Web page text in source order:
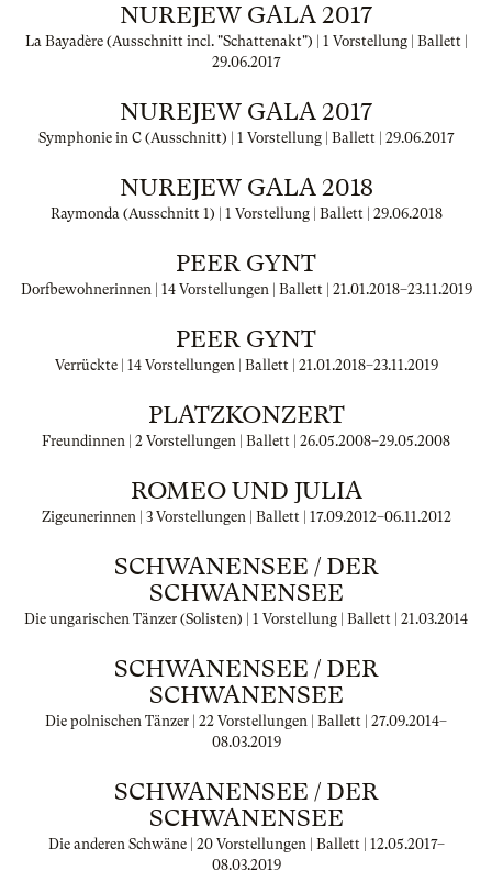
NUREJEW GALA 2017
La Bayadère (Ausschnitt incl. "Schattenakt") | 1 Vorstellung | Ballett |
29.06.2017
NUREJEW GALA 2017
Symphonie in C (Ausschnitt) | 1 Vorstellung | Ballett | 29.06.2017
NUREJEW GALA 2018
Raymonda (Ausschnitt 1) | 1 Vorstellung | Ballett | 29.06.2018
PEER GYNT
Dorfbewohnerinnen | 14 Vorstellungen | Ballett | 21.01.2018–23.11.2019
PEER GYNT
Verrückte | 14 Vorstellungen | Ballett | 21.01.2018–23.11.2019
PLATZKONZERT
Freundinnen | 2 Vorstellungen | Ballett | 26.05.2008–29.05.2008
ROMEO UND JULIA
Zigeunerinnen | 3 Vorstellungen | Ballett | 17.09.2012–06.11.2012
SCHWANENSEE / DER
SCHWANENSEE
Die ungarischen Tänzer (Solisten) | 1 Vorstellung | Ballett | 21.03.2014
SCHWANENSEE / DER
SCHWANENSEE
Die polnischen Tänzer | 22 Vorstellungen | Ballett | 27.09.2014–
08.03.2019
SCHWANENSEE / DER
SCHWANENSEE
Die anderen Schwäne | 20 Vorstellungen | Ballett | 12.05.2017–
08.03.2019